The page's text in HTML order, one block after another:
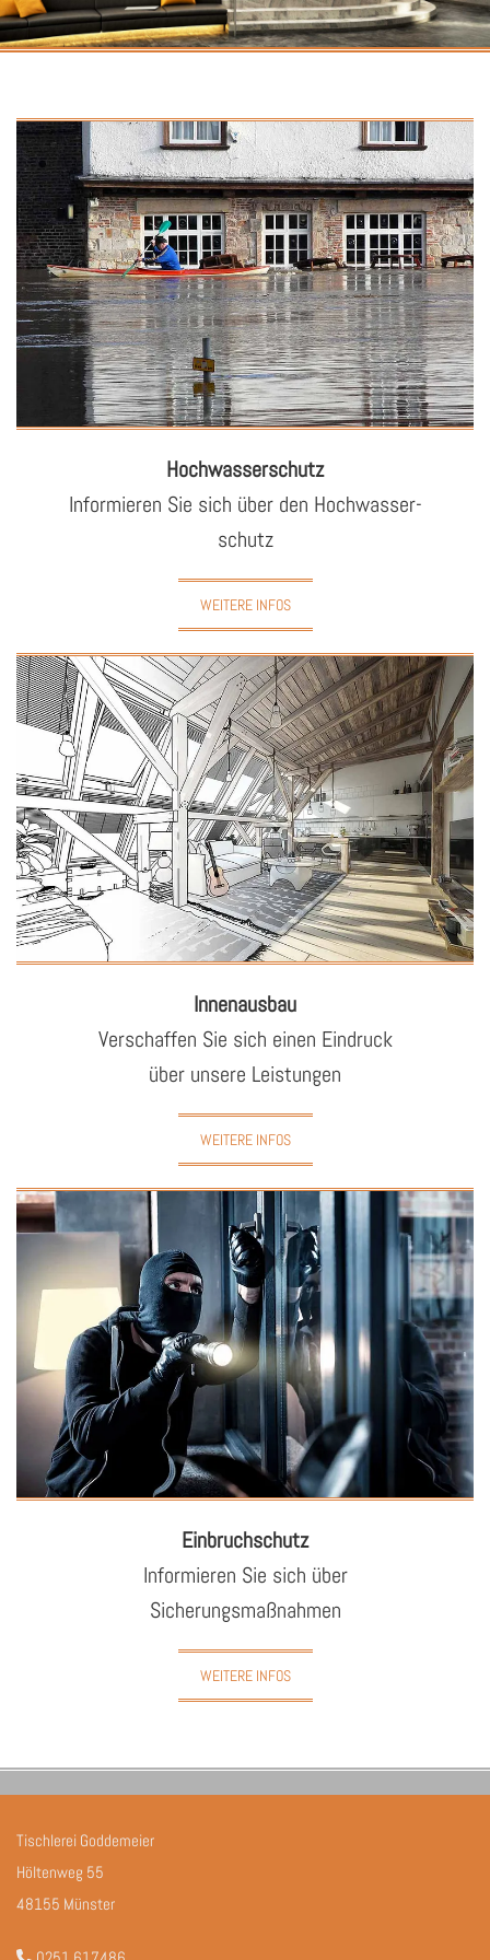
Hoch­was­ser­schutz
In­for­mie­ren Sie sich über den Hoch­was­ser­
schutz
WEITERE INFOS
In­nen­aus­bau
Ver­schaf­fen Sie sich einen Ein­druck
über un­se­re Leis­tun­gen
WEITERE INFOS
Ein­bruch­schutz
In­for­mie­ren Sie sich über
Si­che­rungs­maß­nah­men
WEITERE INFOS
Tischlerei Goddemeier
Höltenweg 55
48155 Münster